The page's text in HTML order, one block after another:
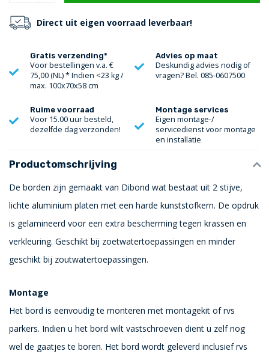
Direct uit eigen voorraad leverbaar!
Gratis verzending*
Voor bestellingen v.a. €
75,00 (NL) * Indien <23 kg /
max. 100x70x58 cm
Advies op maat
Deskundig advies nodig of
vragen? Bel. 085-0607500
Ruime voorraad
Voor 15.00 uur besteld,
dezelfde dag verzonden!
Montage services
Eigen montage-/
servicedienst voor montage
en installatie
Productomschrijving
De borden zijn gemaakt van Dibond wat bestaat uit 2 stijve,
lichte aluminium platen met een harde kunststofkern. De opdruk
is gelamineerd voor een extra bescherming tegen krassen en
verkleuring. Geschikt bij zoetwatertoepassingen en minder
geschikt bij zoutwatertoepassingen.
Montage
Het bord is eenvoudig te monteren met montagekit of rvs
parkers. Indien u het bord wilt vastschroeven dient u zelf nog
wel de gaatjes te boren. Het bord wordt geleverd inclusief rvs